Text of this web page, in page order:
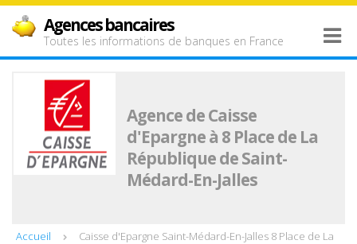
Agences bancaires
Toutes les informations de banques en France
Agence de Caisse
d'Epargne à 8 Place de La
République de Saint-
Médard-En-Jalles
Accueil
Caisse d'Epargne Saint-Médard-En-Jalles 8 Place de La